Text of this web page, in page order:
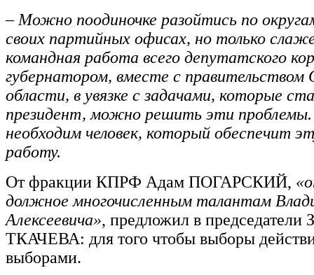
– Можно поодиночке разойтись по
своих партийных офисах, но только
командная работа всего депутатского
губернатором, вместе с правительством
области, в увязке с задачами, которые
президент, можно решить эти проблемы.
необходим человек, который обеспечит
работу.
От фракции КПРФ Адам ПОГАРСКИЙ,
должное многочисленным талантам
Алексеевича», предложил в председатели
ТКАЧЕВА: для того чтобы выборы
выборами.